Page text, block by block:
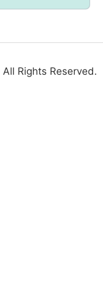
All Rights Reserved.